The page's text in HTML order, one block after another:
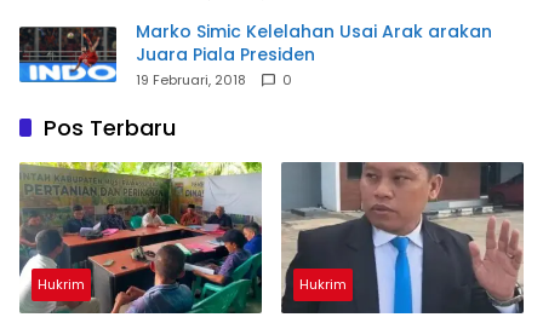
Marko Simic Kelelahan Usai Arak arakan
Juara Piala Presiden
19 Februari, 2018 0
Pos Terbaru
Hukrim Hukrim